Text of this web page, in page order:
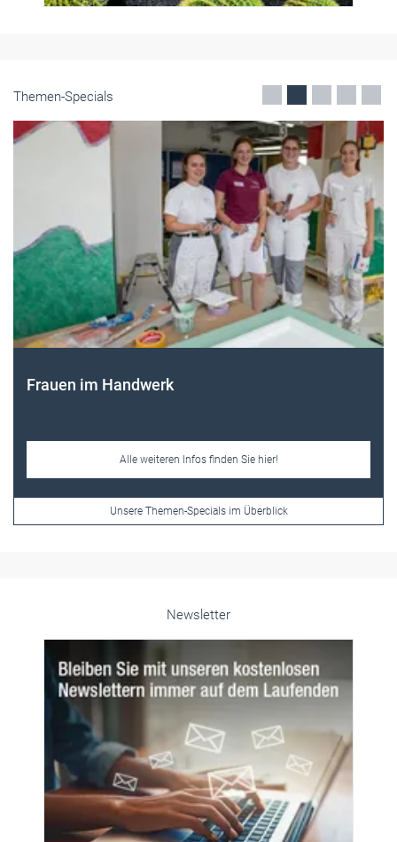
Themen-Specials
Frauen im Handwerk
Alle weiteren Infos finden Sie hier!
Unsere Themen-Specials im Überblick
Newsletter